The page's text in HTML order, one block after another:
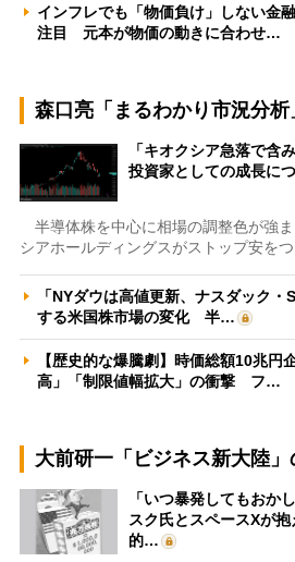
インフレでも「物価負け」しない金
注目 元本が物価の動きに合わせ…
森口亮「まるわかり市況分析
「キオクシア急落で含
投資家としての成長
半導体株を中心に相場の調整色が強
シアホールディングスがストップ安を
「NYダウは高値更新、ナスダック
する米国株市場の変化 半…
【歴史的な爆騰劇】時価総額10兆円
高」「制限値幅拡大」の衝撃 フ…
大前研一「ビジネス新大陸」
「いつ暴発してもおか
スク氏とスペースXが
的…